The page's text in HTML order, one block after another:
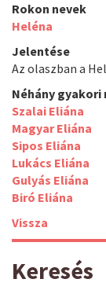
Rokon nevek
Heléna
Jelentése
Az olaszban a
Néhány gyakori
Szalai Eliána
Magyar Eliána
Sipos Eliána
Lukács Eliána
Gulyás Eliána
Biró Eliána
Vissza
Keresés